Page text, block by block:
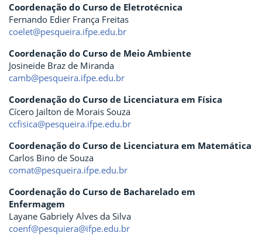
Coordenação do Curso de Eletrotécnica
Fernando Edier França Freitas
coelet@pesqueira.ifpe.edu.br
Coordenação do Curso de Meio Ambiente
Josineide Braz de Miranda
camb@pesqueira.ifpe.edu.br
Coordenação do Curso de Licenciatura em Física
Cícero Jailton de Morais Souza
ccfisica@pesqueira.ifpe.edu.br
Coordenação do Curso de Licenciatura em Matemática
Carlos Bino de Souza
comat@pesqueira.ifpe.edu.br
Coordenação do Curso de Bacharelado em
Enfermagem
Layane Gabriely Alves da Silva
coenf@pesquiera@ifpe.edu.br